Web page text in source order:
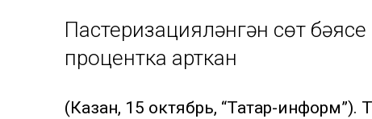
Пастеризацияләнгән сөт
процентка арткан
(Казан, 15 октябрь, “Татар-информ”).